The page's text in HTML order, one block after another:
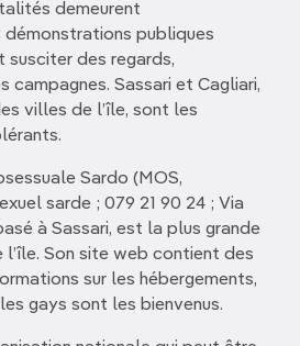
demeurent
démonstrations publiques
susciter des regards,
campagnes. Sassari et Cagliari,
villes de l’île, sont les
Sardo (MOS,
sarde ; 079 21 90 24 ; Via
à Sassari, est la plus grande
l’île. Son site web contient des
sur les hébergements,
gays sont les bienvenus.